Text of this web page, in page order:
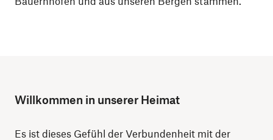
Willkommen in unserer Heimat
Es ist dieses Gefühl der Verbundenheit mit der